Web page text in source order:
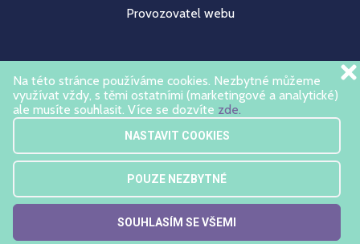
Provozovatel webu
Nepřehlédněte
Celý program
Přihláška
O akademii
FAQs
Na této stránce používáme cookies. Nezbytné můžeme
využívat vždy, s těmi ostatními (marketingové a analytické)
ale musíte souhlasit. Více se dozvíte zde.
NASTAVIT COOKIES
POUZE NEZBYTNÉ
SOUHLASÍM SE VŠEMI